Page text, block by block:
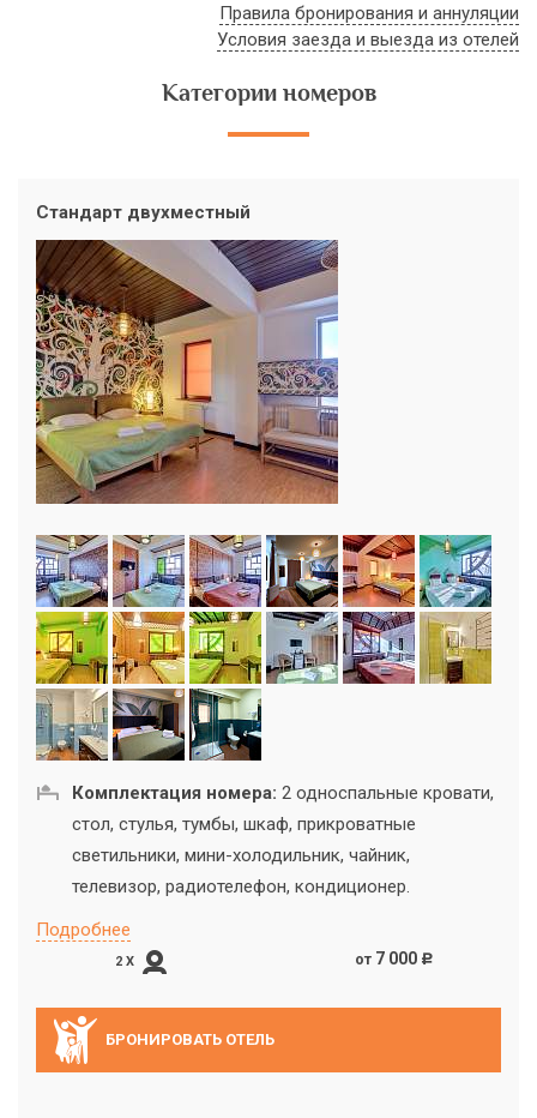
Правила бронирования и аннуляции
Условия заезда и выезда из отелей
Категории номеров
Стандарт двухместный
Комплектация номера: 2 односпальные кровати,
стол, стулья, тумбы, шкаф, прикроватные
светильники, мини-холодильник, чайник,
телевизор, радиотелефон, кондиционер.
Подробнее
2 X от7 000 c
БРОНИРОВАТЬ ОТЕЛЬ